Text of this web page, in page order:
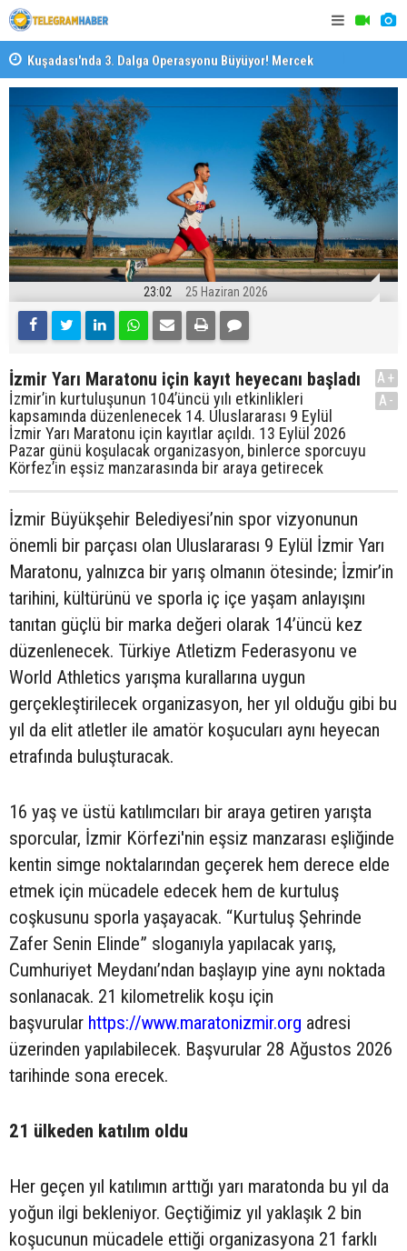
Kuşadası'nda 3. Dalga Operasyonu Büyüyor! Mercek
Altındaki Dosya: 2023 İmar Planları
23:02 25 Haziran 2026
İzmir Yarı Maratonu için kayıt heyecanı başladı
İzmir’in kurtuluşunun 104’üncü yılı etkinlikleri
kapsamında düzenlenecek 14. Uluslararası 9 Eylül
İzmir Yarı Maratonu için kayıtlar açıldı. 13 Eylül 2026
Pazar günü koşulacak organizasyon, binlerce sporcuyu
Körfez’in eşsiz manzarasında bir araya getirecek
A+
A-
İzmir Büyükşehir Belediyesi’nin spor vizyonunun
önemli bir parçası olan Uluslararası 9 Eylül İzmir Yarı
Maratonu, yalnızca bir yarış olmanın ötesinde; İzmir’in
tarihini, kültürünü ve sporla iç içe yaşam anlayışını
tanıtan güçlü bir marka değeri olarak 14’üncü kez
düzenlenecek. Türkiye Atletizm Federasyonu ve
World Athletics yarışma kurallarına uygun
gerçekleştirilecek organizasyon, her yıl olduğu gibi bu
yıl da elit atletler ile amatör koşucuları aynı heyecan
etrafında buluşturacak.
16 yaş ve üstü katılımcıları bir araya getiren yarışta
sporcular, İzmir Körfezi'nin eşsiz manzarası eşliğinde
kentin simge noktalarından geçerek hem derece elde
etmek için mücadele edecek hem de kurtuluş
coşkusunu sporla yaşayacak. “Kurtuluş Şehrinde
Zafer Senin Elinde” sloganıyla yapılacak yarış,
Cumhuriyet Meydanı’ndan başlayıp yine aynı noktada
sonlanacak. 21 kilometrelik koşu için
başvurular https://www.maratonizmir.org adresi
üzerinden yapılabilecek. Başvurular 28 Ağustos 2026
tarihinde sona erecek.
21 ülkeden katılım oldu
Her geçen yıl katılımın arttığı yarı maratonda bu yıl da
yoğun ilgi bekleniyor. Geçtiğimiz yıl yaklaşık 2 bin
koşucunun mücadele ettiği organizasyona 21 farklı